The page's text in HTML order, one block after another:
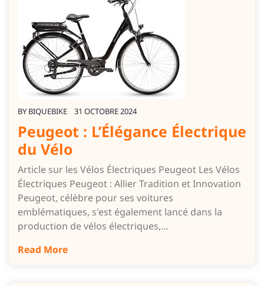
BY BIQUEBIKE 31 OCTOBRE 2024
Peugeot : L’Élégance Électrique
du Vélo
Article sur les Vélos Électriques Peugeot Les Vélos
Électriques Peugeot : Allier Tradition et Innovation
Peugeot, célèbre pour ses voitures
emblématiques, s'est également lancé dans la
production de vélos électriques,…
Read More